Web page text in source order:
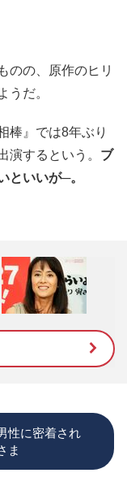
のの、原作のヒリ
うだ。
棒』では8年ぶり
演するという。 ブ
といいが─。
性に密着され
ま